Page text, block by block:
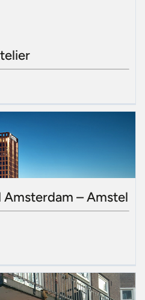
Amsterdam – Amstel